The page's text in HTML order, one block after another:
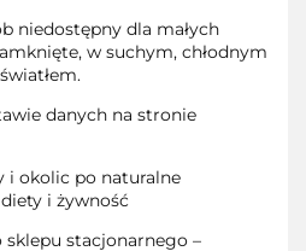
niedostępny dla małych
w suchym, chłodnym
danych na stronie
i okolic po naturalne
i żywność
sklepu stacjonarnego –